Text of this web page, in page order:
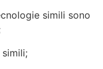
simili sono